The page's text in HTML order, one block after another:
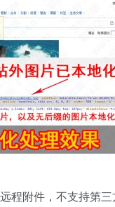
程附件，不支持第